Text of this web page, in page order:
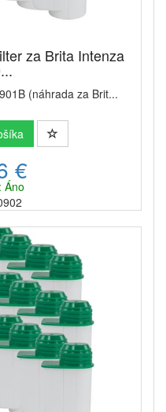
za Brita Intenza
(náhrada za Brit...
€
Áno